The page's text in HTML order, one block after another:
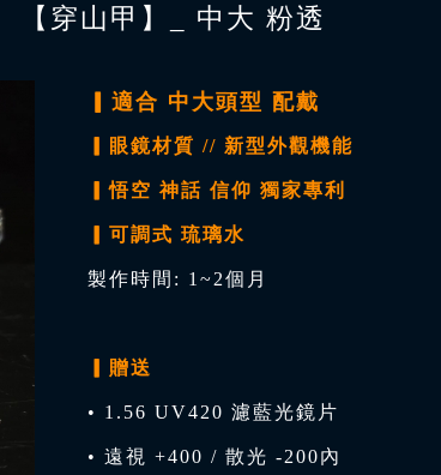
【穿山甲】_ 中大 粉透
▎適合 中大頭型 配戴
▎眼鏡材質 // 新型外觀機能
▎悟空 神話 信仰 獨家專利
▎可調式 琉璃水
製作時間: 1~2個月
▎贈送
• 1.56 UV420 濾藍光鏡片
• 遠視 +400 / 散光 -200內